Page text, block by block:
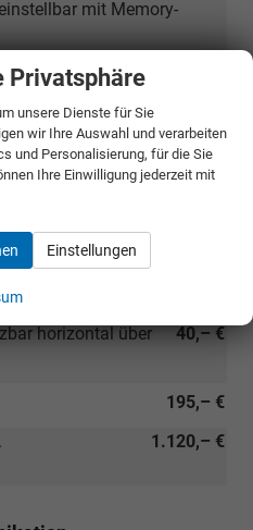
mit Memory-
330,– €
XL:
inkl. Travel Assist,
Stauassistent
40,– €
horizontal über
195,– €
1.120,– €
Privatsphäre
unsere Dienste für Sie
wir Ihre Auswahl und verarbeiten
und Personalisierung, für die Sie
Ihre Einwilligung jederzeit mit
Einstellungen